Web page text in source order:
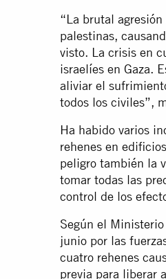
“La brutal
palestinas,
visto. La crisis en
israelíes en Gaza.
aliviar el
todos los civiles”,
Ha habido varios
rehenes en
peligro también la
tomar todas las
control de los
Según el
junio por las
cuatro rehenes
previa para liberar